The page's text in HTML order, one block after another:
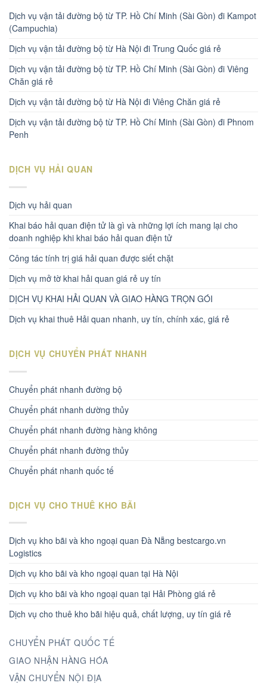
Dịch vụ vận tải đường bộ từ TP. Hồ Chí Minh (Sài Gòn) đi Kampot
(Campuchia)
Dịch vụ vận tải đường bộ từ Hà Nội đi Trung Quốc giá rẻ
Dịch vụ vận tải đường bộ từ TP. Hồ Chí Minh (Sài Gòn) đi Viêng
Chăn giá rẻ
Dịch vụ vận tải đường bộ từ Hà Nội đi Viêng Chăn giá rẻ
Dịch vụ vận tải đường bộ từ TP. Hồ Chí Minh (Sài Gòn) đi Phnom
Penh
DỊCH VỤ HẢI QUAN
Dịch vụ hải quan
Khai báo hải quan điện tử là gì và những lợi ích mang lại cho
doanh nghiệp khi khai báo hải quan điện tử
Công tác tính trị giá hải quan được siết chặt
Dịch vụ mở tờ khai hải quan giá rẻ uy tín
DỊCH VỤ KHAI HẢI QUAN VÀ GIAO HÀNG TRỌN GÓI
Dịch vụ khai thuê Hải quan nhanh, uy tín, chính xác, giá rẻ
DỊCH VỤ CHUYỂN PHÁT NHANH
Chuyển phát nhanh đường bộ
Chuyển phát nhanh dường thủy
Chuyển phát nhanh đường hàng không
Chuyển phát nhanh đường thủy
Chuyển phát nhanh quốc tế
DỊCH VỤ CHO THUÊ KHO BÃI
Dịch vụ kho bãi và kho ngoại quan Đà Nẵng bestcargo.vn
Logistics
Dịch vụ kho bãi và kho ngoại quan tại Hà Nội
Dịch vụ kho bãi và kho ngoại quan tại Hải Phòng giá rẻ
Dịch vụ cho thuê kho bãi hiệu quả, chất lượng, uy tín giá rẻ
CHUYỂN PHÁT QUỐC TẾ
GIAO NHẬN HÀNG HÓA
VẬN CHUYỂN NỘI ĐỊA